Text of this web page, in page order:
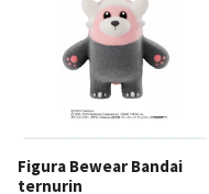
Figura Bewear Bandai
ternurin